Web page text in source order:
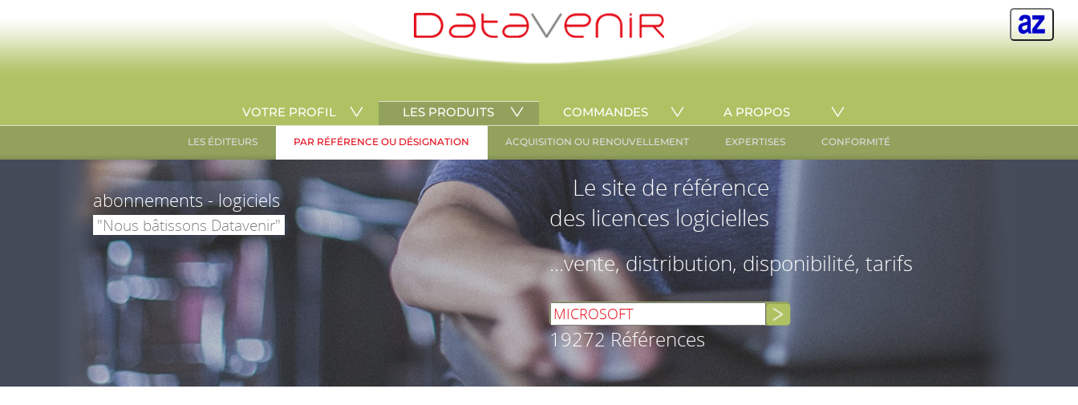
VOTRE PROFIL LES PRODUITS COMMANDES A PROPOS
LES ÉDITEURS PAR RÉFÉRENCE OU DÉSIGNATION ACQUISITION OU RENOUVELLEMENT EXPERTISES CONFORMITÉ
abonnements - logiciels
"Nous bâtissons Datavenir"
Le site de référence
des licences logicielles
...vente, distribution, disponibilité, tarifs
19272 Références